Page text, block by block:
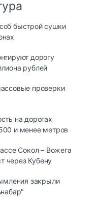
быстрой сушки
дорогу
рублей
проверки
на дорогах
и менее метров
Сокол – Вожега
через Кубену
закрыли